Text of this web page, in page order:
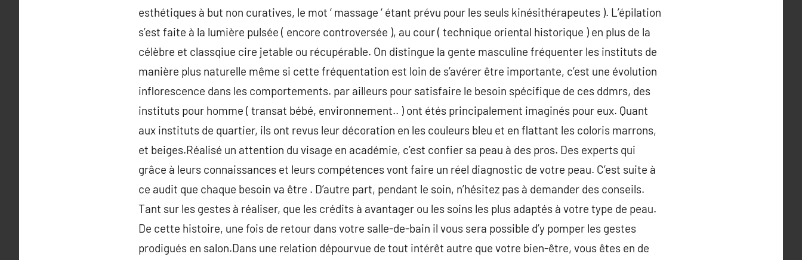
esthétiques à but non curatives, le mot ‘ massage ‘ étant prévu pour les seuls kinésithérapeutes ). L’épilation
s’est faite à la lumière pulsée ( encore controversée ), au cour ( technique oriental historique ) en plus de la
célèbre et classqiue cire jetable ou récupérable. On distingue la gente masculine fréquenter les instituts de
manière plus naturelle même si cette fréquentation est loin de s’avérer être importante, c’est une évolution
inflorescence dans les comportements. par ailleurs pour satisfaire le besoin spécifique de ces ddmrs, des
instituts pour homme ( transat bébé, environnement.. ) ont étés principalement imaginés pour eux. Quant
aux instituts de quartier, ils ont revus leur décoration en les couleurs bleu et en flattant les coloris marrons,
et beiges.Réalisé un attention du visage en académie, c’est confier sa peau à des pros. Des experts qui
grâce à leurs connaissances et leurs compétences vont faire un réel diagnostic de votre peau. C’est suite à
ce audit que chaque besoin va être . D’autre part, pendant le soin, n’hésitez pas à demander des conseils.
Tant sur les gestes à réaliser, que les crédits à avantager ou les soins les plus adaptés à votre type de peau.
De cette histoire, une fois de retour dans votre salle-de-bain il vous sera possible d’y pomper les gestes
prodigués en salon.Dans une relation dépourvue de tout intérêt autre que votre bien-être, vous êtes en de